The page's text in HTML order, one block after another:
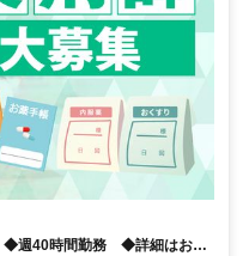
週40時間勤務 ◆詳細はお問